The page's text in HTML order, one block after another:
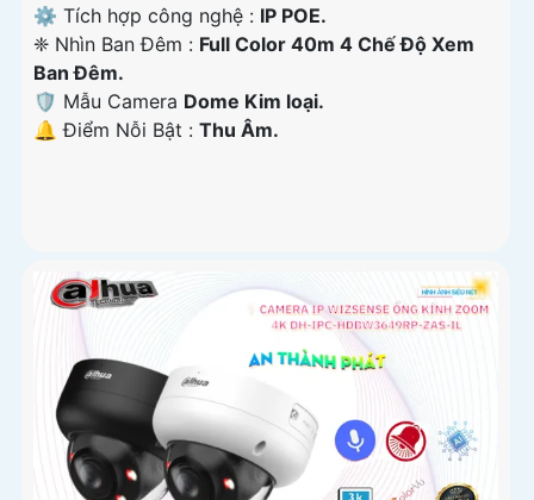
⚙ Tích hợp công nghệ : IP POE.
❈ Nhìn Ban Đêm : Full Color 40m 4 Chế Độ Xem
Ban Đêm.
🛡 Mẫu Camera Dome Kim loại.
️🔔 Điểm Nỗi Bật : Thu Âm.